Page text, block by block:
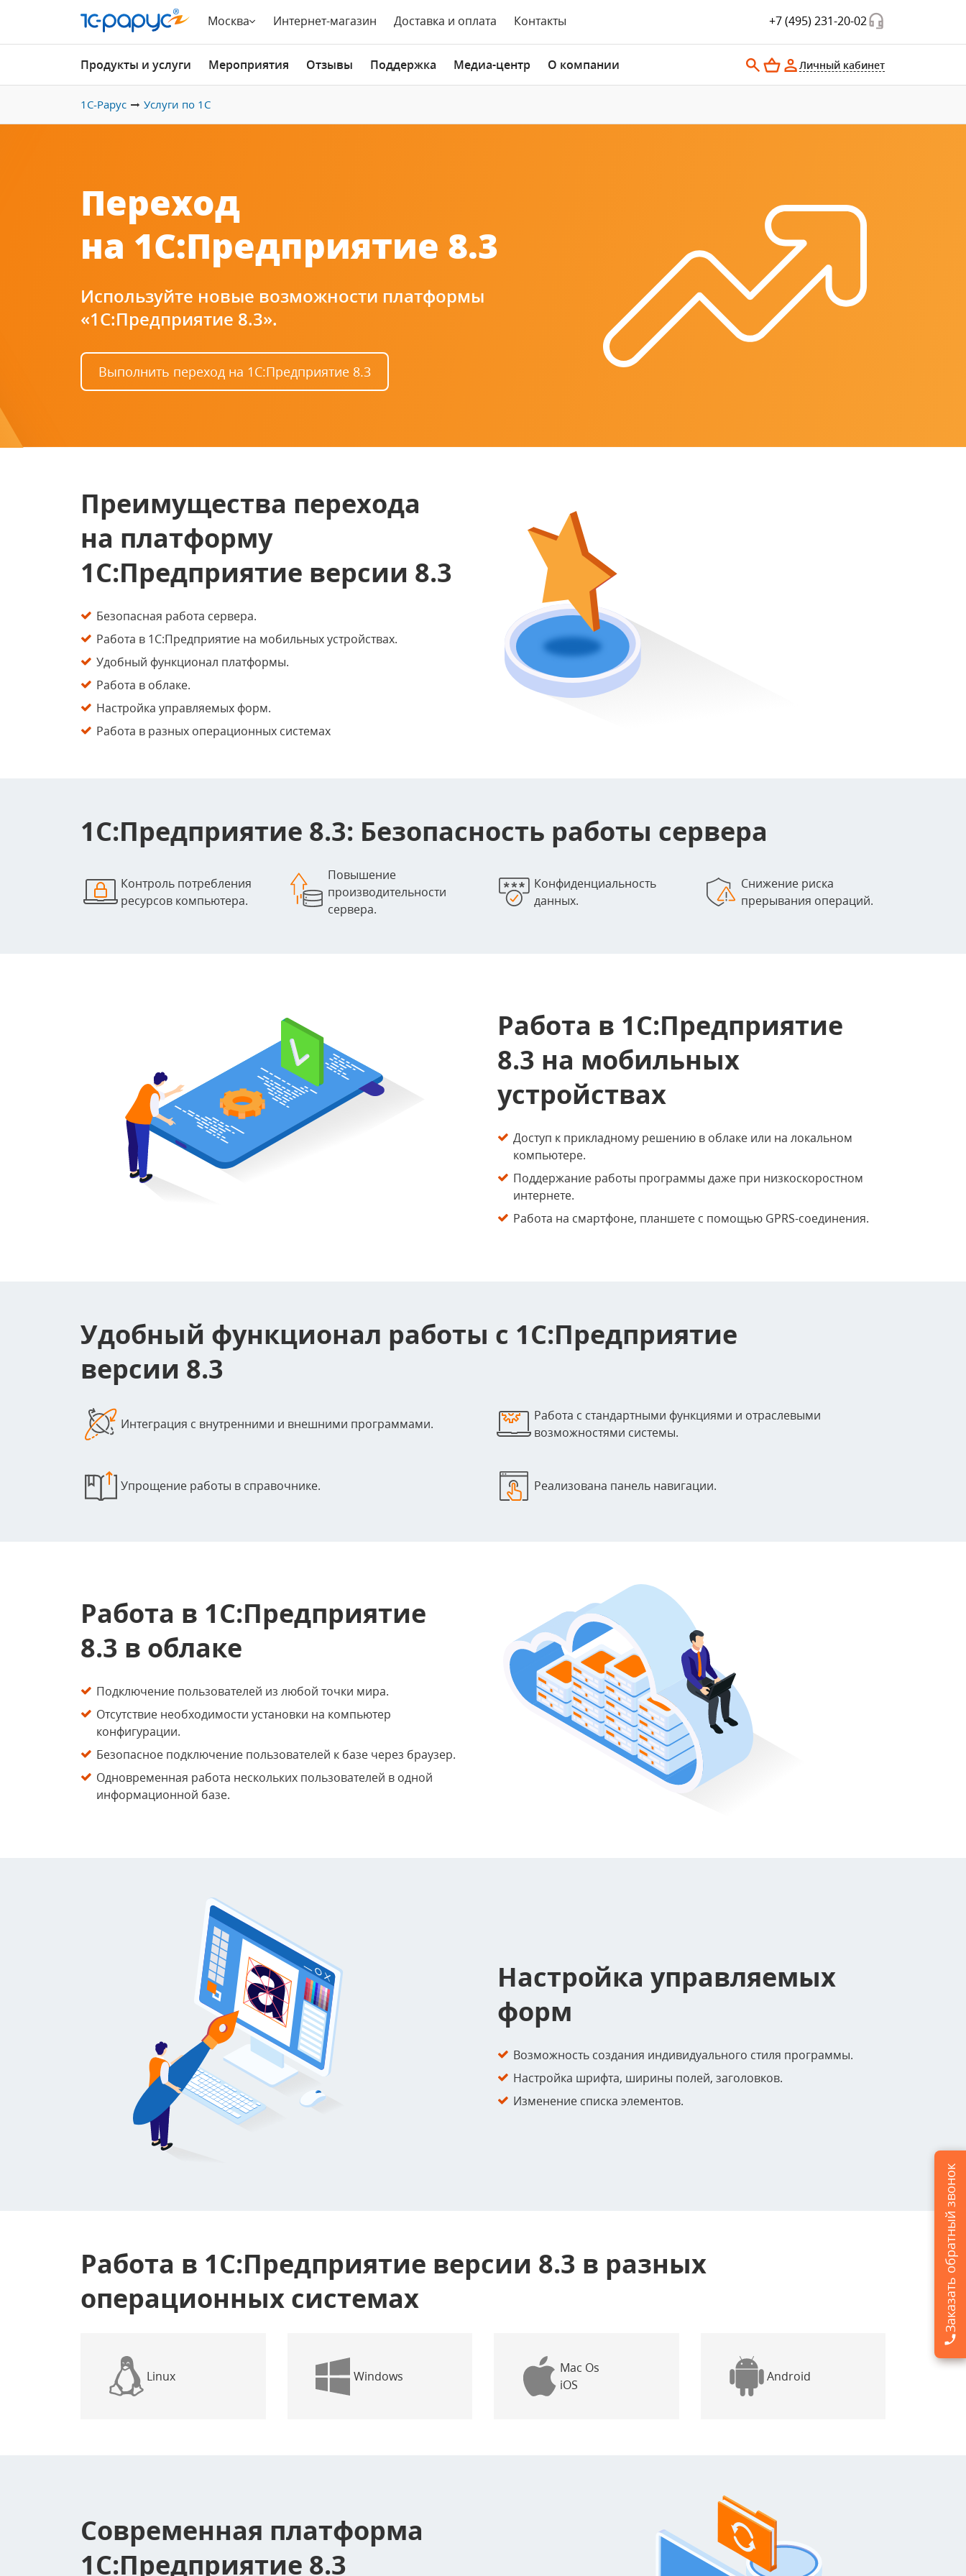
Москва Интернет-магазин Доставка и оплата Контакты +7 (495) 231-20-02
Продукты и услуги Мероприятия Отзывы Поддержка Медиа-центр О компании Личный кабинет
1С-Рарус Услуги по 1С
Переход
на 1С:Предприятие 8.3
Используйте новые возможности платформы
«1С:Предприятие 8.3».
Выполнить переход на 1С:Предприятие 8.3
Преимущества перехода
на платформу
1С:Предприятие версии 8.3
Безопасная работа сервера.
Работа в 1С:Предприятие на мобильных устройствах.
Удобный функционал платформы.
Работа в облаке.
Настройка управляемых форм.
Работа в разных операционных системах
1С:Предприятие 8.3: Безопасность работы сервера
Контроль потребления
ресурсов компьютера.
Повышение
производительности
сервера.
Конфиденциальность
данных.
Снижение риска
прерывания операций.
Работа в 1С:Предприятие
8.3 на мобильных
устройствах
Доступ к прикладному решению в облаке или на локальном
компьютере.
Поддержание работы программы даже при низкоскоростном
интернете.
Работа на смартфоне, планшете с помощью GPRS-соединения.
Удобный функционал работы с 1С:Предприятие
версии 8.3
Интеграция с внутренними и внешними программами.
Работа с стандартными функциями и отраслевыми
возможностями системы.
Упрощение работы в справочнике. Реализована панель навигации.
Работа в 1С:Предприятие
8.3 в облаке
Подключение пользователей из любой точки мира.
Отсутствие необходимости установки на компьютер
конфигурации.
Безопасное подключение пользователей к базе через браузер.
Одновременная работа нескольких пользователей в одной
информационной базе.
Настройка управляемых
форм
Возможность создания индивидуального стиля программы.
Настройка шрифта, ширины полей, заголовков.
Изменение списка элементов.
Работа в 1С:Предприятие версии 8.3 в разных
операционных системах
Linux Windows
Mac Os
iOS
Android
Современная платформа
1С:Предприятие 8.3
Заказать обратный звонок